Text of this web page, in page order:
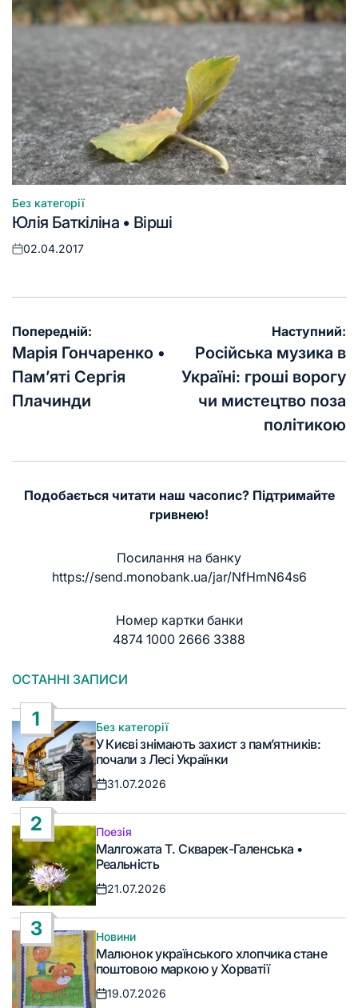
Опублікувати
у
Без категорії
Юлія Баткіліна • Вірші
Оприлюднено
02.04.2017
Навігація
записів
Попередній:
Марія Гончаренко •
Пам’яті Сергія
Плачинди
Наступний:
Російська музика в
Україні: гроші ворогу
чи мистецтво поза
політикою
Подобається читати наш часопис? Підтримайте
гривнею!
Посилання на банку
https://send.monobank.ua/jar/NfHmN64s6
Номер картки банки
4874 1000 2666 3388
ОСТАННІ ЗАПИСИ
1
Опублікувати
у
Без категорії
У Києві знімають захист з пам’ятників:
почали з Лесі Українки
Дата
31.07.2026
2
Опублікувати
у
Поезія
Малгожата Т. Скварек-Галенська •
Реальність
Дата
21.07.2026
3
Опублікувати
у
Новини
Малюнок українського хлопчика стане
поштовою маркою у Хорватії
Дата
19.07.2026